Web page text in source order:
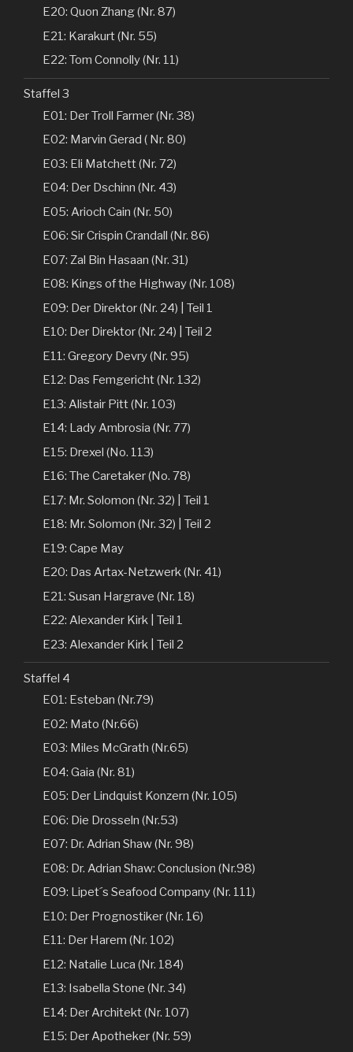
E20: Quon Zhang (Nr. 87)
E21: Karakurt (Nr. 55)
E22: Tom Connolly (Nr. 11)
Staffel 3
E01: Der Troll Farmer (Nr. 38)
E02: Marvin Gerad ( Nr. 80)
E03: Eli Matchett (Nr. 72)
E04: Der Dschinn (Nr. 43)
E05: Arioch Cain (Nr. 50)
E06: Sir Crispin Crandall (Nr. 86)
E07: Zal Bin Hasaan (Nr. 31)
E08: Kings of the Highway (Nr. 108)
E09: Der Direktor (Nr. 24) | Teil 1
E10: Der Direktor (Nr. 24) | Teil 2
E11: Gregory Devry (Nr. 95)
E12: Das Femgericht (Nr. 132)
E13: Alistair Pitt (Nr. 103)
E14: Lady Ambrosia (Nr. 77)
E15: Drexel (No. 113)
E16: The Caretaker (No. 78)
E17: Mr. Solomon (Nr. 32) | Teil 1
E18: Mr. Solomon (Nr. 32) | Teil 2
E19: Cape May
E20: Das Artax-Netzwerk (Nr. 41)
E21: Susan Hargrave (Nr. 18)
E22: Alexander Kirk | Teil 1
E23: Alexander Kirk | Teil 2
Staffel 4
E01: Esteban (Nr.79)
E02: Mato (Nr.66)
E03: Miles McGrath (Nr.65)
E04: Gaia (Nr. 81)
E05: Der Lindquist Konzern (Nr. 105)
E06: Die Drosseln (Nr.53)
E07: Dr. Adrian Shaw (Nr. 98)
E08: Dr. Adrian Shaw: Conclusion (Nr.98)
E09: Lipet´s Seafood Company (Nr. 111)
E10: Der Prognostiker (Nr. 16)
E11: Der Harem (Nr. 102)
E12: Natalie Luca (Nr. 184)
E13: Isabella Stone (Nr. 34)
E14: Der Architekt (Nr. 107)
E15: Der Apotheker (Nr. 59)